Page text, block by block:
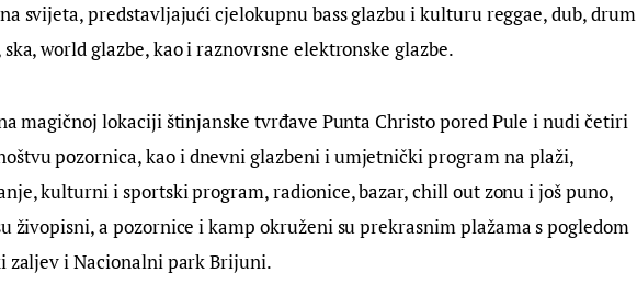
svijeta, predstavljajući cjelokupnu bass glazbu i kulturu reggae, dub, drum
world glazbe, kao i raznovrsne elektronske glazbe.
magičnoj lokaciji štinjanske tvrđave Punta Christo pored Pule i nudi četiri
pozornica, kao i dnevni glazbeni i umjetnički program na plaži,
kulturni i sportski program, radionice, bazar, chill out zonu i još puno,
živopisni, a pozornice i kamp okruženi su prekrasnim plažama s pogledom
zaljev i Nacionalni park Brijuni.